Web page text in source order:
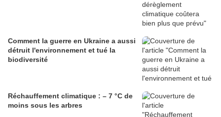
Comment la guerre en Ukraine a aussi
détruit l'environnement et tué la
biodiversité
Réchauffement climatique : – 7 °C de
moins sous les arbres